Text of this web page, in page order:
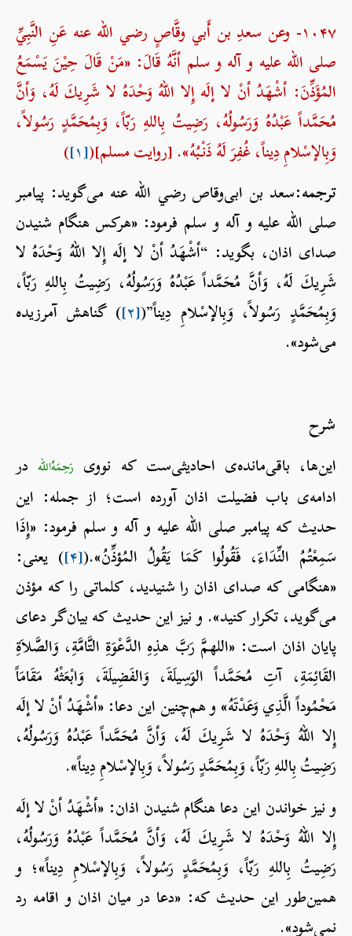
۱۰۴۷- وعن سعدِ بن أَبي وقَّاصٍ رضي الله عنه عَنِ النَّبِيِّ
صلی الله علیه و آله و سلم أنَّهُ قَالَ: «مَنْ قَالَ حِيْنَ يَسْمَعُ
المُؤَذِّنَ: أشْهَدُ أنْ لا إلَه إِلا اللهُ وَحْدَهُ لا شَرِيكَ لَهُ، وَأنَّ
مُحَمَّداً عَبْدُهُ وَرَسُولُهُ، رَضِيتُ بِاللهِ رَبّاً، وَبِمُحَمَّدٍ رَسُولاً،
وَبِالإسْلامِ دِيناً، غُفِرَ لَهُ ذَنْبُهُ». [روایت مسلم]([۱] )
ترجمه:سعد بن ابی‌وقاص رضي الله عنه می‌گوید: پیامبر
صلی الله علیه و آله و سلم فرمود: «هرکس هنگام شنیدن
صدای اذان، بگوید: “أشْهَدُ أنْ لا إلَه إِلا اللهُ وَحْدَهُ لا
شَرِيكَ لَهُ، وَأنَّ مُحَمَّداً عَبْدُهُ وَرَسُولُهُ، رَضِيتُ بِاللهِ رَبّاً،
وَبِمُحَمَّدٍ رَسُولاً، وَبِالإسْلامِ دِيناً”([۲] ) گناهش آمرزیده
می‌شود».
شرح
این‌ها، باقی‌مانده‌ی احادیثی‌ست که نووی رَحِمَهُ‌اللهدر
ادامه‌ی باب فضیلت اذان آورده است؛ از جمله: این
حدیث که پیامبر صلی الله علیه و آله و سلم فرمود: «إِذَا
سَمِعْتُمُ النِّدَاءَ، فَقُولُوا كَمَا يَقُولُ المُؤذِّنُ».([۴] ) یعنی:
«هنگامی که صدای اذان را شنیدید، کلماتی را که مؤذن
می‌گوید، تکرار کنید». و نیز این حدیث که بیان‌گر دعای
پایان اذان است: «اللهمَّ رَبَّ هذِهِ الدَّعْوَةِ التَّامَّةِ، وَالصَّلاَةِ
القَائِمَةِ، آتِ مُحَمَّداً الوَسِيلَةَ، وَالفَضِيلَةَ، وَابْعَثْهُ مَقَامَاً
مَحْمُوداً الَّذِي وَعَدْتَهُ» و هم‌چنین این دعا: «أشْهَدُ أنْ لا إلَه
إِلا اللهُ وَحْدَهُ لا شَرِيكَ لَهُ، وَأنَّ مُحَمَّداً عَبْدُهُ وَرَسُولُهُ،
رَضِيتُ بِاللهِ رَبّاً، وَبِمُحَمَّدٍ رَسُولاً، وَبِالإسْلامِ دِيناً».
و نیز خواندن این دعا هنگام شنیدن اذان: «أشْهَدُ أنْ لا إلَه
إِلا اللهُ وَحْدَهُ لا شَرِيكَ لَهُ، وَأنَّ مُحَمَّداً عَبْدُهُ وَرَسُولُهُ،
رَضِيتُ بِاللهِ رَبّاً، وَبِمُحَمَّدٍ رَسُولاً، وَبِالإسْلامِ دِيناً»؛ و
همین‌طور این حدیث که: «دعا در میان اذان و اقامه رد
نمی‌شود».